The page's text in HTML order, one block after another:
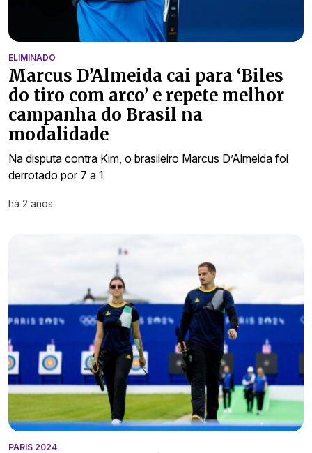
ELIMINADO
Marcus D’Almeida cai para ‘Biles
do tiro com arco’ e repete melhor
campanha do Brasil na
modalidade
Na disputa contra Kim, o brasileiro Marcus D’Almeida foi
derrotado por 7 a 1
há 2 anos
PARIS 2024